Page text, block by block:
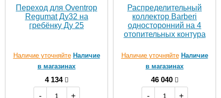
Переход для Oventrop
Regumat Ду32 на
гребёнку Ду 25
Наличие уточняйте Наличие
в магазинах
4 134
-
+
Распределительный
коллектор Barberi
односторонний на 4
отопительных контура
Наличие уточняйте Наличие
в магазинах
46 040
-
+